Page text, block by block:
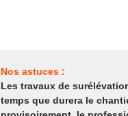
Nos astuces :
Les travaux de
temps que durera le